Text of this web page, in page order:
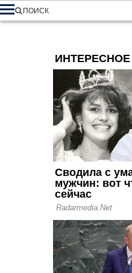
ПОИСК